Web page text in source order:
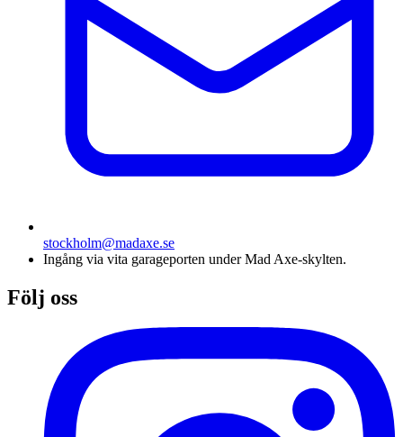
stockholm@madaxe.se
Ingång via vita garageporten under Mad Axe-skylten.
Följ oss